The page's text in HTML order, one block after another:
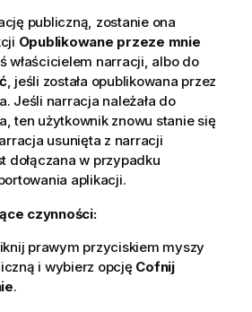
publiczną, zostanie ona
Opublikowane przeze mnie
właścicielem narracji, albo do
, jeśli została opublikowana przez
Jeśli narracja należała do
ten użytkownik znowu stanie się
usunięta z narracji
dołączana w przypadku
aplikacji.
czynności:
prawym przyciskiem myszy
i wybierz opcję Cofnij
.